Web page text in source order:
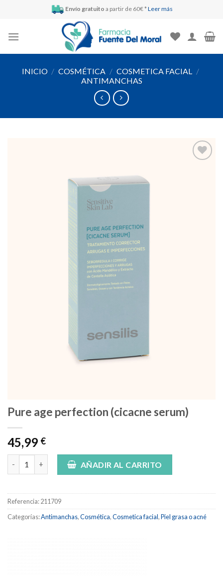
Envío gratuito a partir de 60€ * Leer más
INICIO / COSMÉTICA / COSMETICA FACIAL /
ANTIMANCHAS
Pure age perfection (cicacne serum)
45,99 €
Pure age perfection (cicacne serum) cantidad
AÑADIR AL CARRITO
Referencia:211709
Categorías:Antimanchas,Cosmética,Cosmetica facial,Piel grasa o acné